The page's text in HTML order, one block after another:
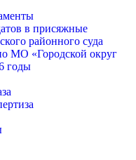
в присяжные
районного суда
МО «Городской округ
годы